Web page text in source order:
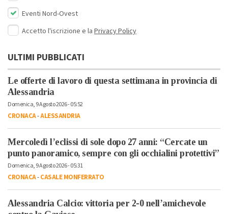
Eventi Nord-Ovest
Accetto l'iscrizione e la Privacy Policy
ULTIMI PUBBLICATI
Le offerte di lavoro di questa settimana in provincia di
Alessandria
Domenica, 9 Agosto 2026 - 05:52
CRONACA-ALESSANDRIA
Mercoledì l’eclissi di sole dopo 27 anni: “Cercate un
punto panoramico, sempre con gli occhialini protettivi”
Domenica, 9 Agosto 2026 - 05:31
CRONACA-CASALE MONFERRATO
Alessandria Calcio: vittoria per 2-0 nell’amichevole